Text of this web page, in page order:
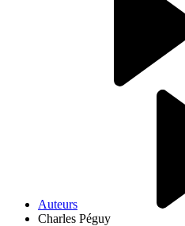
Auteurs
Charles Péguy